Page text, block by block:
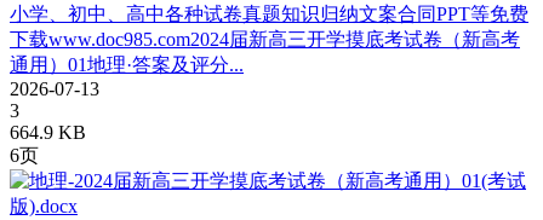
小学、初中、高中各种试卷真题知识归纳文案合同PPT等免费
下载www.doc985.com2024届新高三开学摸底考试卷（新高考
通用）01地理·答案及评分...
2026-07-13
3
664.9 KB
6页